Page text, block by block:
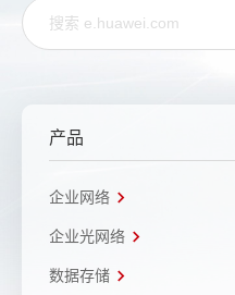
产品
企业网络
企业光网络
数据存储